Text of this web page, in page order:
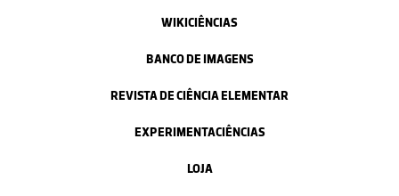
WIKICIÊNCIAS
BANCO DE IMAGENS
REVISTA DE CIÊNCIA ELEMENTAR
EXPERIMENTACIÊNCIAS
LOJA